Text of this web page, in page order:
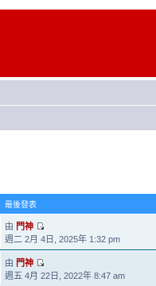
最後發表
由 門神
週二 2月 4日, 2025年 1:32 pm
由 門神
週五 4月 22日, 2022年 8:47 am